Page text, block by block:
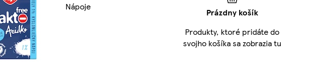
Nápoje
Prázdny košík
Produkty, ktoré pridáte do
svojho košíka sa zobrazia tu